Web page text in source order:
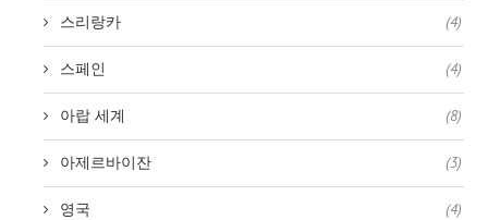
스리랑카 (4)
스페인 (4)
아랍 세계 (8)
아제르바이잔 (3)
영국 (4)